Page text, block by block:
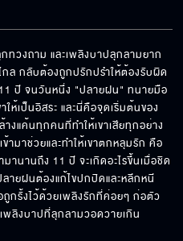
วงถาม และเพลิงบาปลุกลามยาก
ล กลับต้องถูกปรักปรำให้ต้องรับผิด
ปี จนวันหนึ่ง "ปลายฝน" ทนายมือ
ห้เป็นอิสระ และนี่คือจุดเริ่มต้นของ
งแค้นทุกคนที่ทำให้เขาเสียทุกอย่าง
ามาช่วยและทำให้เขาตกหลุมรัก คือ
านานถึง 11 ปี จะเกิดอะไรขึ้นเมื่อชิด
ายฝนต้องแก้ไขปกปิดและหลีกหนี
ถูกรั้งไว้ด้วยเพลิงรักที่ค่อยๆ ก่อตัว
พลิงบาปที่ลุกลามวอดวายเกิน